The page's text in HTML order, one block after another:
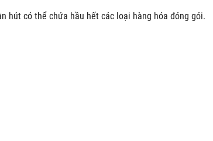
hút có thể chứa hầu hết các loại hàng hóa đóng gói.